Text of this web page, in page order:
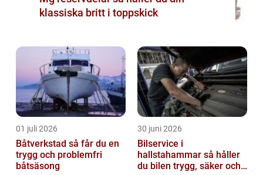
klassiska britt i toppskick
01 juli 2026
Båtverkstad så får du en
trygg och problemfri
båtsäsong
30 juni 2026
Bilservice i
hallstahammar så håller
du bilen trygg, säker och